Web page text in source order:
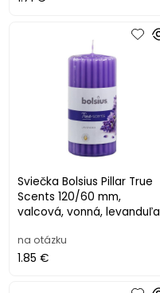
Sviečka Bolsius Pillar True
Scents 120/60 mm,
valcová, vonná, levanduľa
na otázku
1.85 €